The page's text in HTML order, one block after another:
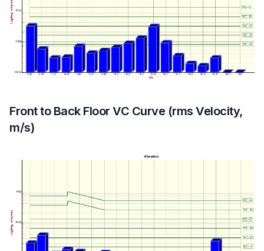
Front to Back Floor VC Curve (rms Velocity,
m/s)